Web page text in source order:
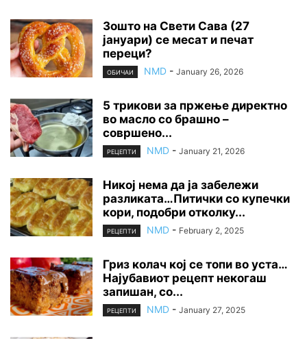
Зошто на Свети Сава (27
јануари) се месат и печат
переци?
ОБИЧАИ NMD - January 26, 2026
5 трикови за пржење директно
во масло со брашно –
совршено...
РЕЦЕПТИ NMD - January 21, 2026
Никој нема да ја забележи
разликата…Питички со купечки
кори, подобри отколку...
РЕЦЕПТИ NMD - February 2, 2025
Гриз колач кој се топи во уста…
Најубавиот рецепт некогаш
запишан, со...
РЕЦЕПТИ NMD - January 27, 2025